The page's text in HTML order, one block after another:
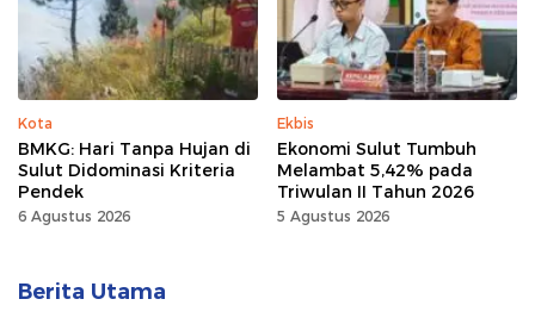
Kota
BMKG: Hari Tanpa Hujan di
Sulut Didominasi Kriteria
Pendek
6 Agustus 2026
Ekbis
Ekonomi Sulut Tumbuh
Melambat 5,42% pada
Triwulan II Tahun 2026
5 Agustus 2026
Berita Utama